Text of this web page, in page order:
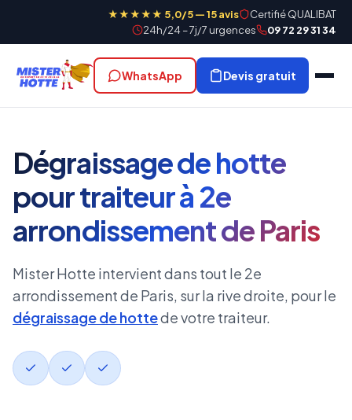
★★★★★ 5,0/5 — 15 avis
Certifié QUALIBAT
24h/24 – 7j/7 urgences
09 72 29 31 34
WhatsApp Devis gratuit
Dégraissage de hotte
pour traiteur à 2e
arrondissement de Paris
Mister Hotte intervient dans tout le 2e
arrondissement de Paris, sur la rive droite, pour le
dégraissage de hottede votre traiteur.